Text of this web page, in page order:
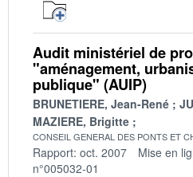
Audit ministériel de
"aménagement,
publique" (AUIP)
BRUNETIERE, Jean-René
MAZIERE, Brigitte
CONSEIL GENERAL DES PONTS ET
Rapport: oct. 2007 Mise en
n°005032-01